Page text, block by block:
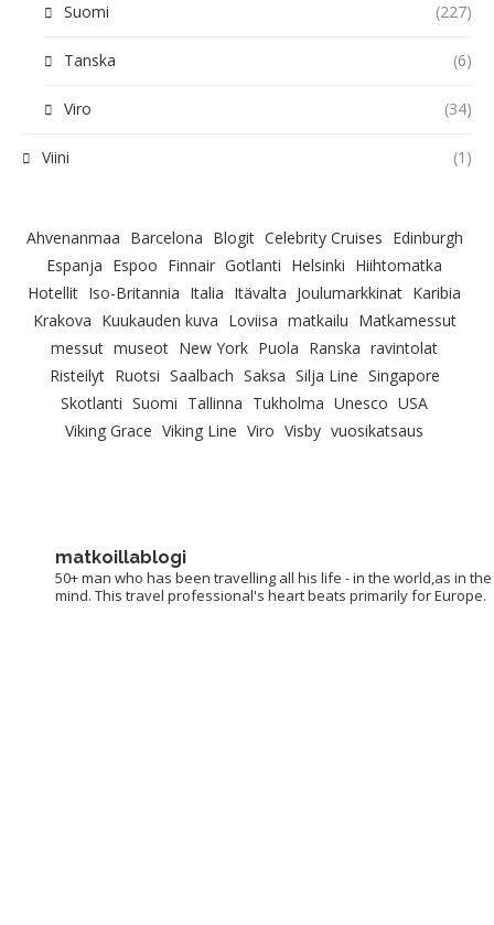
Suomi (227)
Tanska (6)
Viro (34)
Viini (1)
Ahvenanmaa Barcelona Blogit Celebrity Cruises Edinburgh
Espanja Espoo Finnair Gotlanti Helsinki Hiihtomatka
Hotellit Iso-Britannia Italia Itävalta Joulumarkkinat Karibia
Krakova Kuukauden kuva Loviisa matkailu Matkamessut
messut museot New York Puola Ranska ravintolat
Risteilyt Ruotsi Saalbach Saksa Silja Line Singapore
Skotlanti Suomi Tallinna Tukholma Unesco USA
Viking Grace Viking Line Viro Visby vuosikatsaus
matkoillablogi
50+ man who has been travelling all his life - in the world,as in the
mind. This travel professional's heart beats primarily for Europe.